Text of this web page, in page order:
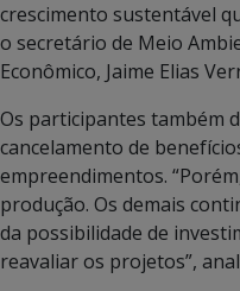
crescimento sustentável
o secretário de Meio
Econômico, Jaime Elias
Os participantes também
cancelamento de
empreendimentos.
produção. Os demais
da possibilidade de
reavaliar os projetos”,